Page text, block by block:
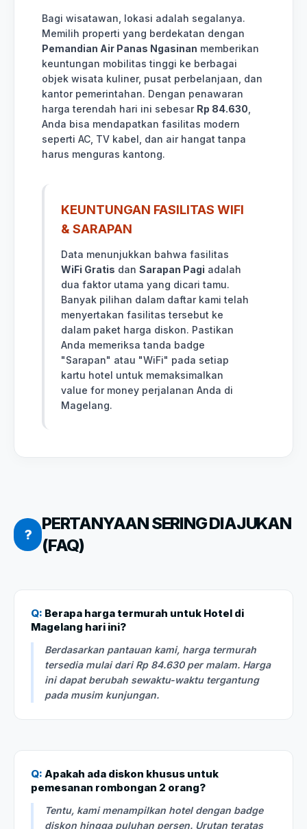
Bagi wisatawan, lokasi adalah segalanya.
Memilih properti yang berdekatan dengan
Pemandian Air Panas Ngasinan memberikan
keuntungan mobilitas tinggi ke berbagai
objek wisata kuliner, pusat perbelanjaan, dan
kantor pemerintahan. Dengan penawaran
harga terendah hari ini sebesar Rp 84.630
Anda bisa mendapatkan fasilitas modern
seperti AC, TV kabel, dan air hangat tanpa
harus menguras kantong.
KEUNTUNGAN FASILITAS WIFI
& SARAPAN
Data menunjukkan bahwa fasilitas
WiFi Gratis dan Sarapan Pagi adalah
dua faktor utama yang dicari tamu.
Banyak pilihan dalam daftar kami telah
menyertakan fasilitas tersebut ke
dalam paket harga diskon. Pastikan
Anda memeriksa tanda badge
"Sarapan" atau "WiFi" pada setiap
kartu hotel untuk memaksimalkan
value for money perjalanan Anda di
Magelang.
?
PERTANYAAN SERING DIAJUKAN
(FAQ)
Q: Berapa harga termurah untuk Hotel di
Magelang hari ini?
Berdasarkan pantauan kami, harga termurah
tersedia mulai dari Rp 84.630 per malam. Harga
ini dapat berubah sewaktu-waktu tergantung
pada musim kunjungan.
Q: Apakah ada diskon khusus untuk
pemesanan rombongan 2 orang?
Tentu, kami menampilkan hotel dengan badge
diskon hingga puluhan persen. Urutan teratas